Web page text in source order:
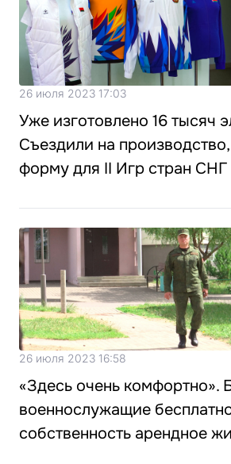
26 июля 2023 17:03
Уже изготовлено 16 тысяч
Съездили на
форму для II Игр стран СНГ
26 июля 2023 16:58
«Здесь очень комфортно».
военнослужащие
собственность арендное